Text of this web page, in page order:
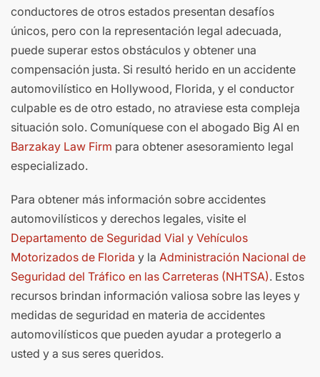
conductores de otros estados presentan desafíos
únicos, pero con la representación legal adecuada,
puede superar estos obstáculos y obtener una
compensación justa. Si resultó herido en un accidente
automovilístico en Hollywood, Florida, y el conductor
culpable es de otro estado, no atraviese esta compleja
situación solo. Comuníquese con el abogado Big Al en
Barzakay Law Firm para obtener asesoramiento legal
especializado.
Para obtener más información sobre accidentes
automovilísticos y derechos legales, visite el
Departamento de Seguridad Vial y Vehículos
Motorizados de Florida y la Administración Nacional de
Seguridad del Tráfico en las Carreteras (NHTSA). Estos
recursos brindan información valiosa sobre las leyes y
medidas de seguridad en materia de accidentes
automovilísticos que pueden ayudar a protegerlo a
usted y a sus seres queridos.